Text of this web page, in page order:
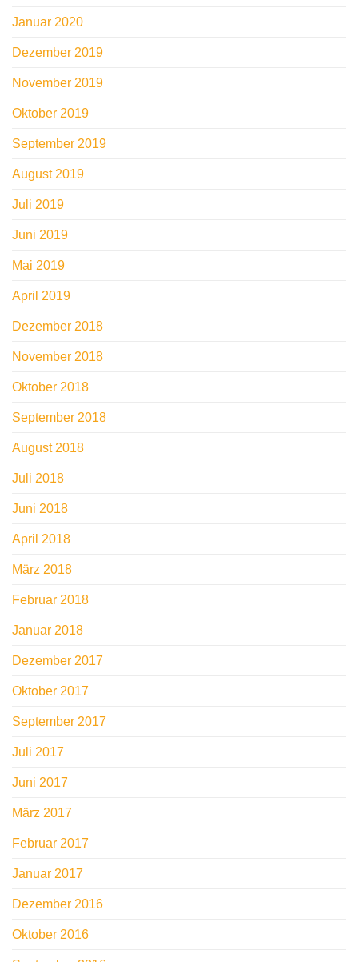
Januar 2020
Dezember 2019
November 2019
Oktober 2019
September 2019
August 2019
Juli 2019
Juni 2019
Mai 2019
April 2019
Dezember 2018
November 2018
Oktober 2018
September 2018
August 2018
Juli 2018
Juni 2018
April 2018
März 2018
Februar 2018
Januar 2018
Dezember 2017
Oktober 2017
September 2017
Juli 2017
Juni 2017
März 2017
Februar 2017
Januar 2017
Dezember 2016
Oktober 2016